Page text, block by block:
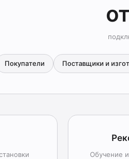
Покупатели Поставщики и
Обучение